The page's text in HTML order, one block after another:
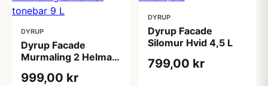
DYRUP
Dyrup Facade
Murmaling 2 Helmat
999,00 kr
DYRUP
Dyrup Facade
Silomur Hvid 4,5 L
799,00 kr